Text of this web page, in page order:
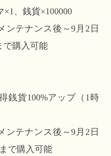
、銭貨×100000
ンテナンス後～9月2日
で購入可能
銭貨100%アップ（1時
ンテナンス後～9月2日
で購入可能